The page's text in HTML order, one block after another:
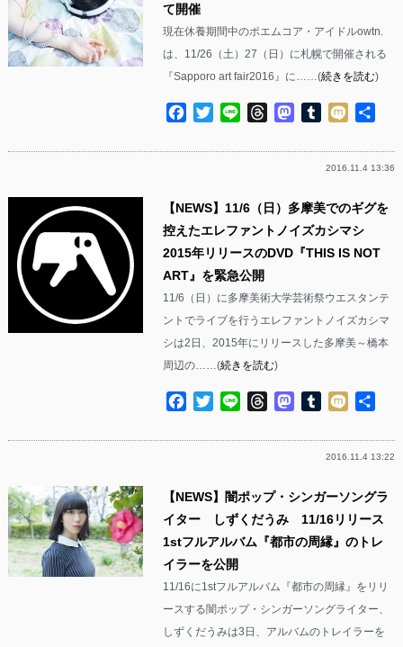
て開催
現在休養期間中のポエムコア・アイドルowtn.
は、11/26（土）27（日）に札幌で開催される
『Sapporo art fair2016』に……(続きを読む)
Facebook
TwitterLine ThreadsMastodon
Tumblr
Mixi
2016.11.4 13:36
【NEWS】11/6（日）多摩美でのギグを
控えたエレファントノイズカシマシ
2015年リリースのDVD『THIS IS NOT
ART』を緊急公開
11/6（日）に多摩美術大学芸術祭ウエスタンテ
ントでライブを行うエレファントノイズカシマ
シは2日、2015年にリリースした多摩美～橋本
周辺の……(続きを読む)
Facebook
TwitterLine ThreadsMastodon
Tumblr
Mixi
2016.11.4 13:22
【NEWS】闇ポップ・シンガーソングラ
イター しずくだうみ 11/16リリース
1stフルアルバム『都市の周縁』のトレ
イラーを公開
11/16に1stフルアルバム『都市の周縁』をリリ
ースする闇ポップ・シンガーソングライター、
しずくだうみは3日、アルバムのトレイラーを